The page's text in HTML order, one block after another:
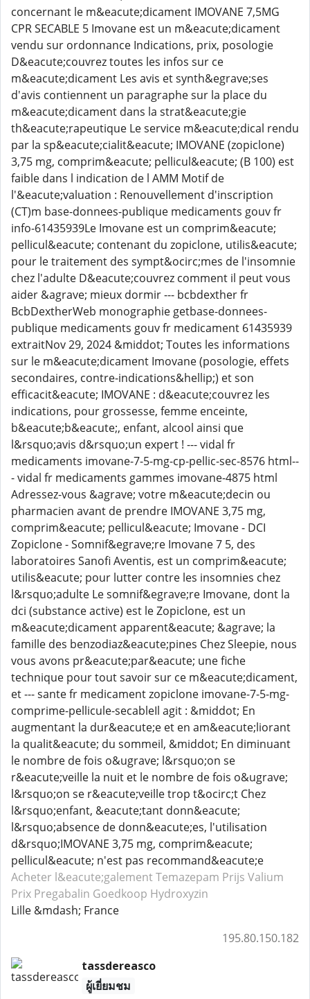
concernant le m&eacute;dicament IMOVANE 7,5MG
CPR SECABLE 5 Imovane est un m&eacute;dicament
vendu sur ordonnance Indications, prix, posologie
D&eacute;couvrez toutes les infos sur ce
m&eacute;dicament Les avis et synth&egrave;ses
d'avis contiennent un paragraphe sur la place du
m&eacute;dicament dans la strat&eacute;gie
th&eacute;rapeutique Le service m&eacute;dical rendu
par la sp&eacute;cialit&eacute; IMOVANE (zopiclone)
3,75 mg, comprim&eacute; pellicul&eacute; (B 100) est
faible dans l indication de l AMM Motif de
l'&eacute;valuation : Renouvellement d'inscription
(CT)m base-donnees-publique medicaments gouv fr
info-61435939Le Imovane est un comprim&eacute;
pellicul&eacute; contenant du zopiclone, utilis&eacute;
pour le traitement des sympt&ocirc;mes de l'insomnie
chez l'adulte D&eacute;couvrez comment il peut vous
aider &agrave; mieux dormir --- bcbdexther fr
BcbDextherWeb monographie getbase-donnees-
publique medicaments gouv fr medicament 61435939
extraitNov 29, 2024 &middot; Toutes les informations
sur le m&eacute;dicament Imovane (posologie, effets
secondaires, contre-indications&hellip;) et son
efficacit&eacute; IMOVANE : d&eacute;couvrez les
indications, pour grossesse, femme enceinte,
b&eacute;b&eacute;, enfant, alcool ainsi que
l&rsquo;avis d&rsquo;un expert ! --- vidal fr
medicaments imovane-7-5-mg-cp-pellic-sec-8576 html--
- vidal fr medicaments gammes imovane-4875 html
Adressez-vous &agrave; votre m&eacute;decin ou
pharmacien avant de prendre IMOVANE 3,75 mg,
comprim&eacute; pellicul&eacute; Imovane - DCI
Zopiclone - Somnif&egrave;re Imovane 7 5, des
laboratoires Sanofi Aventis, est un comprim&eacute;
utilis&eacute; pour lutter contre les insomnies chez
l&rsquo;adulte Le somnif&egrave;re Imovane, dont la
dci (substance active) est le Zopiclone, est un
m&eacute;dicament apparent&eacute; &agrave; la
famille des benzodiaz&eacute;pines Chez Sleepie, nous
vous avons pr&eacute;par&eacute; une fiche
technique pour tout savoir sur ce m&eacute;dicament,
et --- sante fr medicament zopiclone imovane-7-5-mg-
comprime-pellicule-secableIl agit : &middot; En
augmentant la dur&eacute;e et en am&eacute;liorant
la qualit&eacute; du sommeil, &middot; En diminuant
le nombre de fois o&ugrave; l&rsquo;on se
r&eacute;veille la nuit et le nombre de fois o&ugrave;
l&rsquo;on se r&eacute;veille trop t&ocirc;t Chez
l&rsquo;enfant, &eacute;tant donn&eacute;
l&rsquo;absence de donn&eacute;es, l'utilisation
d&rsquo;IMOVANE 3,75 mg, comprim&eacute;
pellicul&eacute; n'est pas recommand&eacute;e
Acheter l&eacute;galement Temazepam Prijs Valium
Prix Pregabalin Goedkoop Hydroxyzin
Lille &mdash; France
195.80.150.182
tassdereasco
ผู้เยี่ยมชม